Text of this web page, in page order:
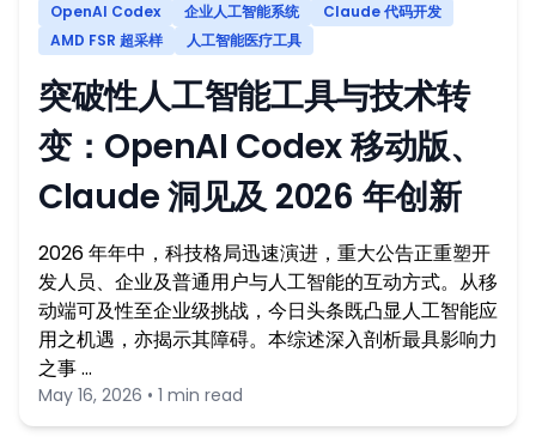
OpenAI Codex 企业人工智能系统
Claude 代码开发
AMD FSR 超采样
人工智能医疗工具
突破性人工智能工具与技术转
变：OpenAI Codex 移动版、
Claude 洞见及 2026 年创新
2026 年年中，科技格局迅速演进，重大公告正重塑开
发人员、企业及普通用户与人工智能的互动方式。从移
动端可及性至企业级挑战，今日头条既凸显人工智能应
用之机遇，亦揭示其障碍。本综述深入剖析最具影响力
之事 …
May 16, 2026 • 1 min read